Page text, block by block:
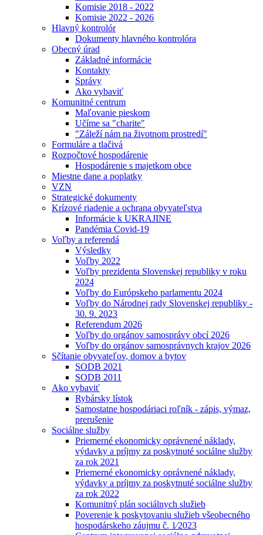
Komisie 2018 - 2022
Komisie 2022 - 2026
Hlavný kontrolór
Dokumenty hlavného kontrolóra
Obecný úrad
Základné informácie
Kontakty
Správy
Ako vybaviť
Komunitné centrum
Maľovanie pieskom
Učíme sa "charite"
"Záleží nám na životnom prostredí"
Formuláre a tlačivá
Rozpočtové hospodárenie
Hospodárenie s majetkom obce
Miestne dane a poplatky
VZN
Strategické dokumenty
Krízové riadenie a ochrana obyvateľstva
Informácie k UKRAJINE
Pandémia Covid-19
Voľby a referendá
Výsledky
Voľby 2022
Voľby prezidenta Slovenskej republiky v roku
2024
Voľby do Európskeho parlamentu 2024
Voľby do Národnej rady Slovenskej republiky -
30. 9. 2023
Referendum 2026
Voľby do orgánov samosprávy obcí 2026
Voľby do orgánov samosprávnych krajov 2026
Sčítanie obyvateľov, domov a bytov
SODB 2021
SODB 2011
Ako vybaviť
Rybársky lístok
Samostatne hospodáriaci roľník - zápis, výmaz,
prerušenie
Sociálne služby
Priemerné ekonomicky oprávnené náklady,
výdavky a príjmy za poskytnuté sociálne služby
za rok 2021
Priemerné ekonomicky oprávnené náklady,
výdavky a príjmy za poskytnuté sociálne služby
za rok 2022
Komunitný plán sociálnych služieb
Poverenie k poskytovaniu služieb všeobecného
hospodárskeho záujmu č. 1⁄2023